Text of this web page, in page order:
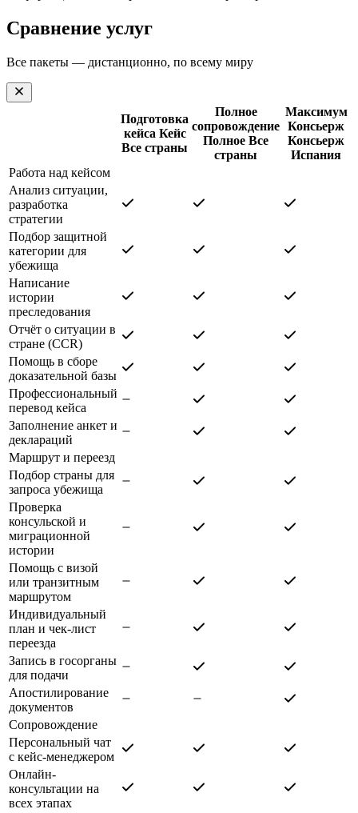
Сравнение услуг
Все пакеты — дистанционно, по всему миру
Подготовка
кейса Кейс
Все страны
Полное
сопровождение
Полное Все
страны
Максимум
Консьерж
Консьерж
Испания
Работа над кейсом
Анализ ситуации,
разработка
стратегии
Подбор защитной
категории для
убежища
Написание
истории
преследования
Отчёт о ситуации в
стране (CCR)
Помощь в сборе
доказательной базы
Профессиональный
перевод кейса
Заполнение анкет и
деклараций
Маршрут и переезд
Подбор страны для
запроса убежища
Проверка
консульской и
миграционной
истории
Помощь с визой
или транзитным
маршрутом
Индивидуальный
план и чек-лист
переезда
Запись в госорганы
для подачи
Апостилирование
документов
Сопровождение
Персональный чат
с кейс-менеджером
Онлайн-
консультации на
всех этапах